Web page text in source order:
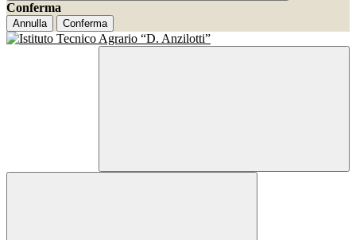
Conferma
Annulla Conferma